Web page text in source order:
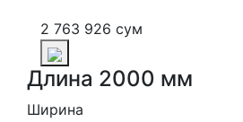
2 763 926 сум
Длина 2000 мм
Ширина